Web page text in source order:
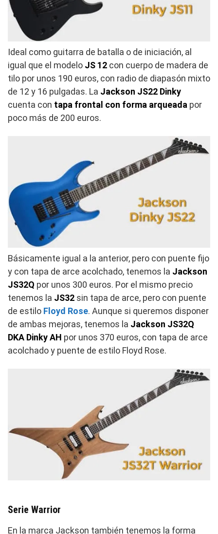
Ideal como guitarra de batalla o de iniciación, al
igual que el modelo JS 12 con cuerpo de madera de
tilo por unos 190 euros, con radio de diapasón mixto
de 12 y 16 pulgadas. La Jackson JS22 Dinky
cuenta con tapa frontal con forma arqueada por
poco más de 200 euros.
Básicamente igual a la anterior, pero con puente fijo
y con tapa de arce acolchado, tenemos la Jackson
JS32Q por unos 300 euros. Por el mismo precio
tenemos la JS32 sin tapa de arce, pero con puente
de estilo Floyd Rose. Aunque si queremos disponer
de ambas mejoras, tenemos la Jackson JS32Q
DKA Dinky AH por unos 370 euros, con tapa de arce
acolchado y puente de estilo Floyd Rose.
Serie Warrior
En la marca Jackson también tenemos la forma